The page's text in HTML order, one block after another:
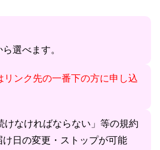
ら選べます。
リンク先の一番下の方に申し込
けなければならない」等の規約
日の変更・ストップが可能